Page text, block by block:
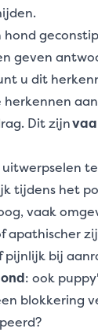
geven
u dit
Dit zijn
tijdens het
vaak
apathischer
pijnlijk bij
: ook
blokkering